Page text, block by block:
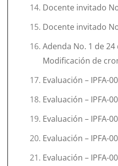
Docente invitado
Docente invitado
Adenda No. 1 de
Modificación de
Evaluación – IPFA-
Evaluación – IPFA-
Evaluación – IPFA-
Evaluación – IPFA-
Evaluación – IPFA-